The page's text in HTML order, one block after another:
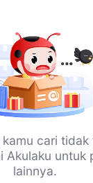
cari tidak
Akulaku untuk
lainnya.